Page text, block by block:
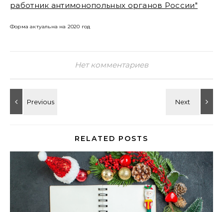
работник антимонопольных органов России"
Форма актуальна на 2020 год
Нет комментариев
RELATED POSTS